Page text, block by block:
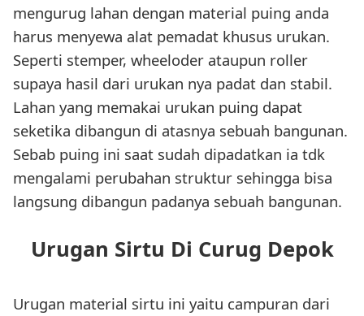
mengurug lahan dengan material puing anda
harus menyewa alat pemadat khusus urukan.
Seperti stemper, wheeloder ataupun roller
supaya hasil dari urukan nya padat dan stabil.
Lahan yang memakai urukan puing dapat
seketika dibangun di atasnya sebuah bangunan.
Sebab puing ini saat sudah dipadatkan ia tdk
mengalami perubahan struktur sehingga bisa
langsung dibangun padanya sebuah bangunan.
Urugan Sirtu Di Curug Depok
Urugan material sirtu ini yaitu campuran dari